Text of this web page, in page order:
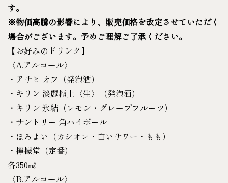
す。
※物価高騰の影響により、販売価格を改定させていただく
場合がございます。予めご理解ご了承ください。
【お好みのドリンク】
〈A.アルコール〉
・アサヒ オフ（発泡酒）
・キリン 淡麗極上〈生〉（発泡酒）
・キリン 氷結（レモン・グレープフルーツ）
・サントリー 角ハイボール
・ほろよい（カシオレ・白いサワー・もも）
・檸檬堂（定番）
各350㎖
〈B.アルコール〉